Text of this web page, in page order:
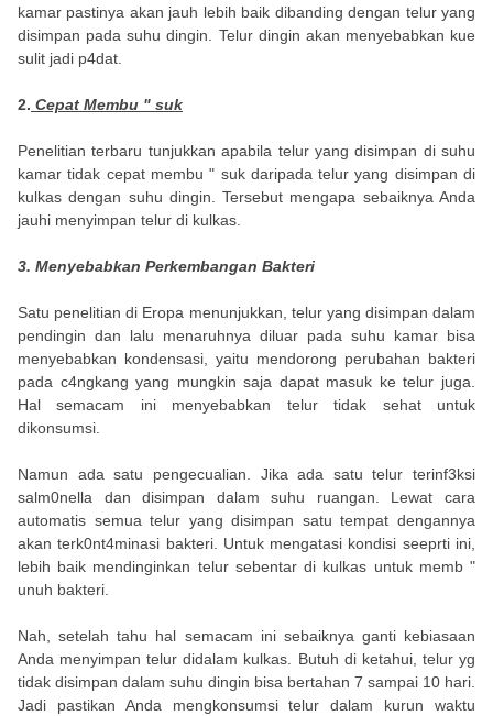
kamar pastinya akan jauh lebih baik dibanding dengan telur yang
disimpan pada suhu dingin. Telur dingin akan menyebabkan kue
sulit jadi p4dat.
2. Cepat Membu " suk
Penelitian terbaru tunjukkan apabila telur yang disimpan di suhu
kamar tidak cepat membu " suk daripada telur yang disimpan di
kulkas dengan suhu dingin. Tersebut mengapa sebaiknya Anda
jauhi menyimpan telur di kulkas.
3. Menyebabkan Perkembangan Bakteri
Satu penelitian di Eropa menunjukkan, telur yang disimpan dalam
pendingin dan lalu menaruhnya diluar pada suhu kamar bisa
menyebabkan kondensasi, yaitu mendorong perubahan bakteri
pada c4ngkang yang mungkin saja dapat masuk ke telur juga.
Hal semacam ini menyebabkan telur tidak sehat untuk
dikonsumsi.
Namun ada satu pengecualian. Jika ada satu telur terinf3ksi
salm0nella dan disimpan dalam suhu ruangan. Lewat cara
automatis semua telur yang disimpan satu tempat dengannya
akan terk0nt4minasi bakteri. Untuk mengatasi kondisi seeprti ini,
lebih baik mendinginkan telur sebentar di kulkas untuk memb "
unuh bakteri.
Nah, setelah tahu hal semacam ini sebaiknya ganti kebiasaan
Anda menyimpan telur didalam kulkas. Butuh di ketahui, telur yg
tidak disimpan dalam suhu dingin bisa bertahan 7 sampai 10 hari.
Jadi pastikan Anda mengkonsumsi telur dalam kurun waktu